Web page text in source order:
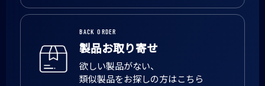
BACK ORDER
製品お取り寄せ
欲しい製品がない、
類似製品をお探しの方はこちら